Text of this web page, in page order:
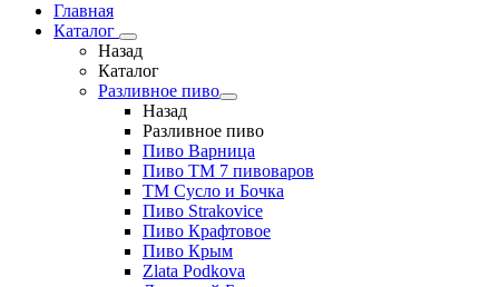
Главная
Каталог
Назад
Каталог
Разливное пиво
Назад
Разливное пиво
Пиво Варница
Пиво ТМ 7 пивоваров
ТМ Сусло и Бочка
Пиво Strakovice
Пиво Крафтовое
Пиво Крым
Zlata Podkova